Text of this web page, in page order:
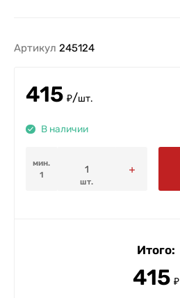
Артикул 245124
415 ₽/шт.
В наличии
мин.
1
шт.
Итого:
415 ₽